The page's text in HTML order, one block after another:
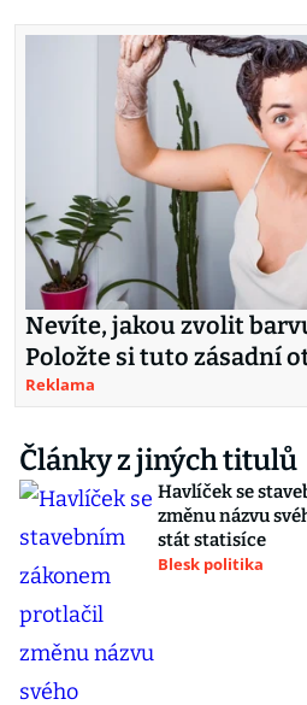
Nevíte, jakou zvolit
Položte si tuto zásadní
Reklama
Články z jiných titulů
Havlíček se
změnu názvu
stát statisíce
Blesk politika